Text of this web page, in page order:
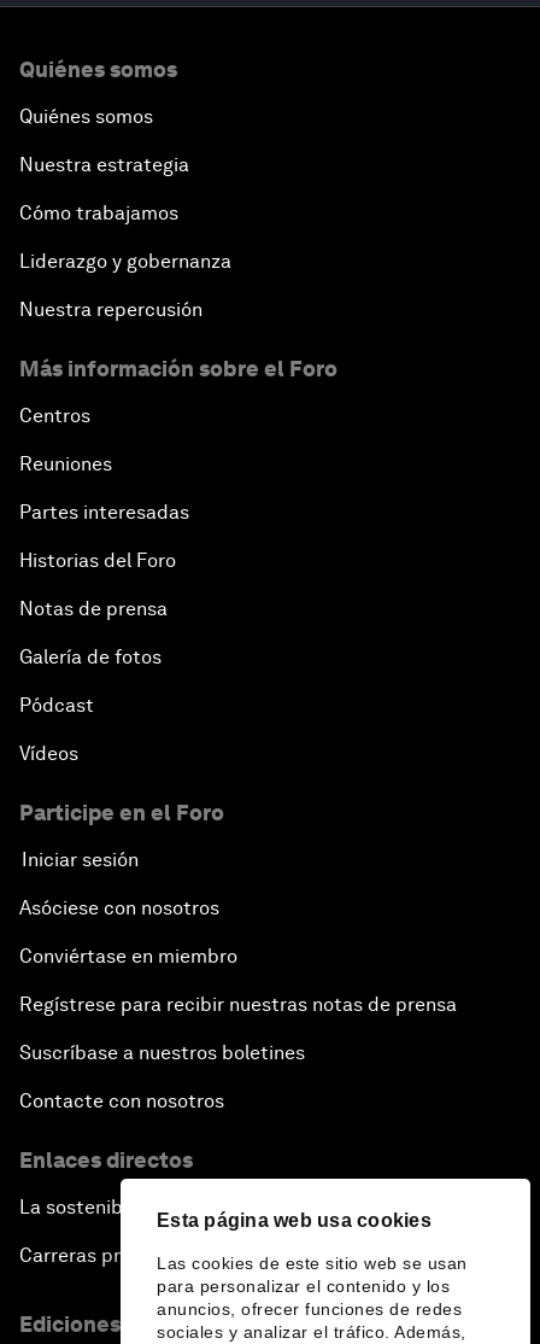
Esta página web usa cookies
Las cookies de este sitio web se usan
para personalizar el contenido y los
anuncios, ofrecer funciones de redes
sociales y analizar el tráfico. Además,
Quiénes somos
Quiénes somos
Nuestra estrategia
Cómo trabajamos
Liderazgo y gobernanza
Nuestra repercusión
Más información sobre el Foro
Centros
Reuniones
Partes interesadas
Historias del Foro
Notas de prensa
Galería de fotos
Pódcast
Vídeos
Participe en el Foro
Iniciar sesión
Asóciese con nosotros
Conviértase en miembro
Regístrese para recibir nuestras notas de prensa
Suscríbase a nuestros boletines
Contacte con nosotros
Enlaces directos
La sostenibilidad en el Foro
Carreras profesionales
Ediciones en otros idiomas